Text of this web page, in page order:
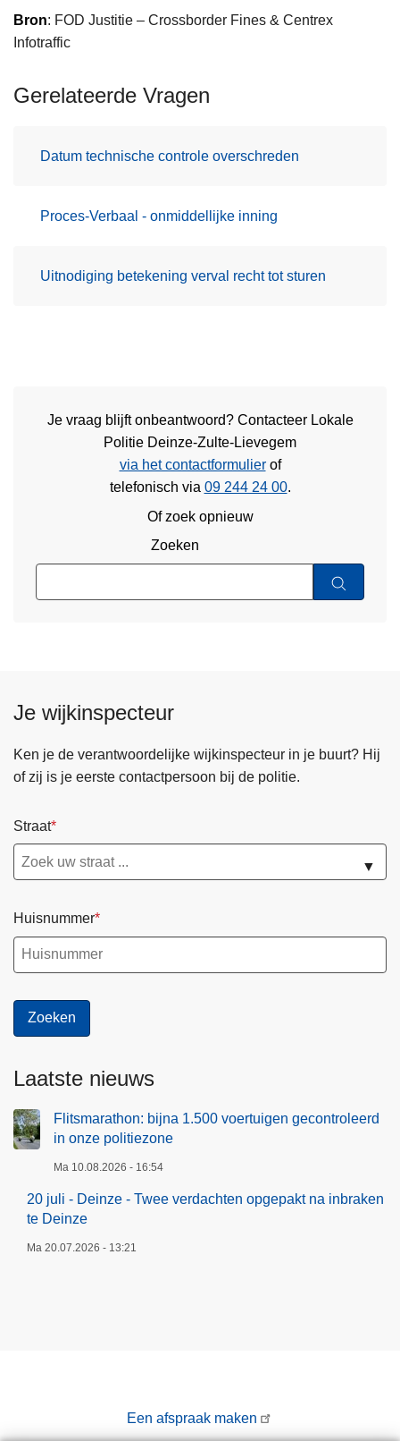
Bron: FOD Justitie – Crossborder Fines & Centrex
Infotraffic
Gerelateerde Vragen
Datum technische controle overschreden
Proces-Verbaal - onmiddellijke inning
Uitnodiging betekening verval recht tot sturen
Je vraag blijft onbeantwoord? Contacteer Lokale
Politie Deinze-Zulte-Lievegem
via het contactformulierof
telefonisch via 09 244 24 00.
Of zoek opnieuw
Zoeken
Je wijkinspecteur
Ken je de verantwoordelijke wijkinspecteur in je buurt? Hij
of zij is je eerste contactpersoon bij de politie.
Straat
▼
Huisnummer
Laatste nieuws
Flitsmarathon: bijna 1.500 voertuigen gecontroleerd
in onze politiezone
Ma 10.08.2026 - 16:54
20 juli - Deinze - Twee verdachten opgepakt na inbraken
te Deinze
Ma 20.07.2026 - 13:21
Een afspraak maken